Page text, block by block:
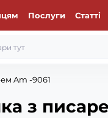
Послуги Статті
Am -9061
з